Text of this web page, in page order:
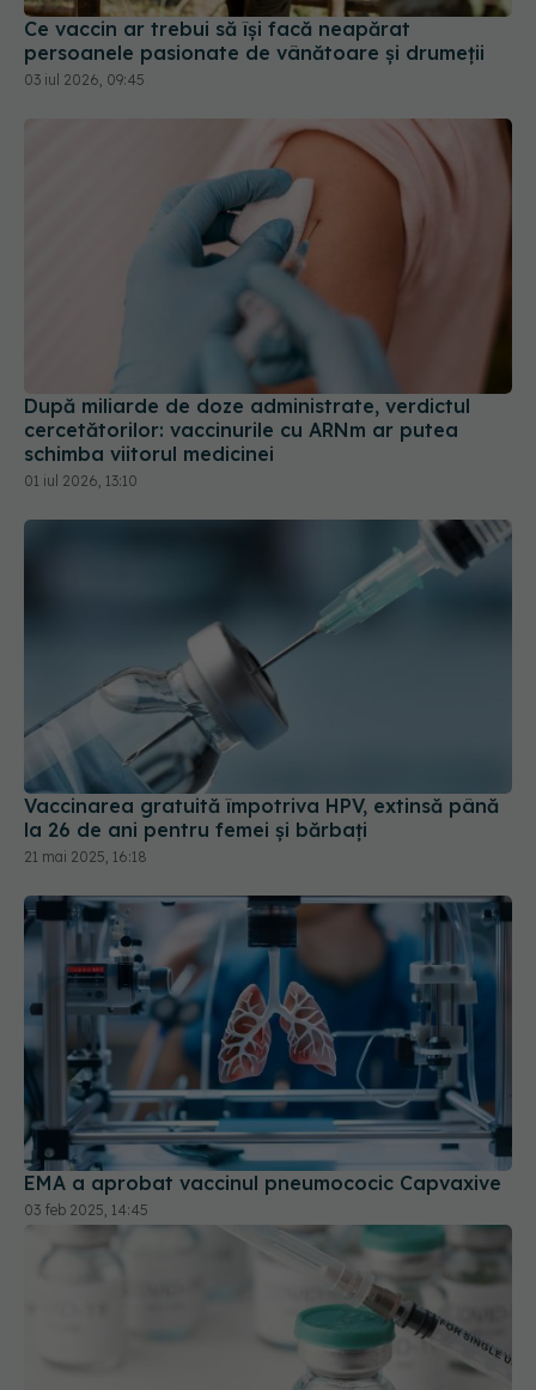
Ce vaccin ar trebui să își facă neapărat
persoanele pasionate de vânătoare și drumeții
03 iul 2026, 09:45
După miliarde de doze administrate, verdictul
cercetătorilor: vaccinurile cu ARNm ar putea
schimba viitorul medicinei
01 iul 2026, 13:10
Vaccinarea gratuită împotriva HPV, extinsă până
la 26 de ani pentru femei și bărbați
21 mai 2025, 16:18
EMA a aprobat vaccinul pneumococic Capvaxive
03 feb 2025, 14:45